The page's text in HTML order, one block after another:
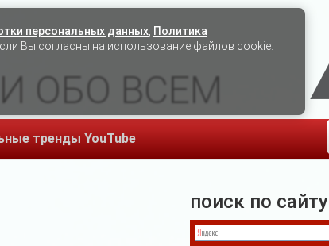
И ОБО ВСЕМ
тренды YouTube
поиск по сайту
персональных данных Политика
Вы согласны на использование файлов cookie.